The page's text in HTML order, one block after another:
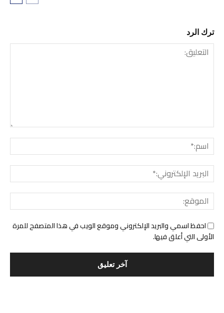
ترك الرد
التعليق:
احفظ اسمي والبريد الإلكتروني وموقع الويب في هذا المتصفح للمرة
الأولى التي أعلق فيها.